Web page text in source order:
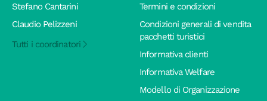
Stefano Cantarini
Claudio Pelizzeni
Tutti i coordinatori
Termini e condizioni
Condizioni generali di vendita
pacchetti turistici
Informativa clienti
Informativa Welfare
Modello di Organizzazione